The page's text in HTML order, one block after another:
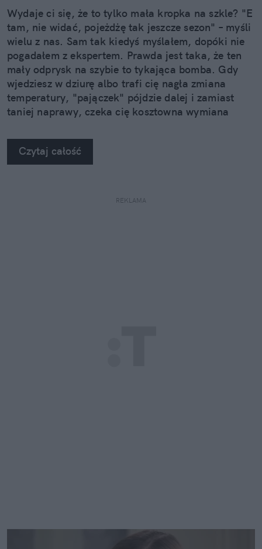
Wydaje ci się, że to tylko mała kropka na szkle? "E
tam, nie widać, pojeżdżę tak jeszcze sezon" – myśli
wielu z nas. Sam tak kiedyś myślałem, dopóki nie
pogadałem z ekspertem. Prawda jest taka, że ten
mały odprysk na szybie to tykająca bomba. Gdy
wjedziesz w dziurę albo trafi cię nagła zmiana
temperatury, "pajączek" pójdzie dalej i zamiast
taniej naprawy, czeka cię kosztowna wymiana
na własne oczy zobaczyć, jak profesjonaliści radzą
sobie z takimi uszkodzeniami.
Czytaj całość
REKLAMA